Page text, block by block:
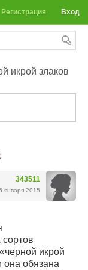
Вход
Регистрация
икрой злаков
343511
января 2015
икрой
она обязана